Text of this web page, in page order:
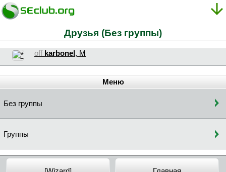
Друзья (Без группы)
off karbonel , М
Меню
Без группы
Группы